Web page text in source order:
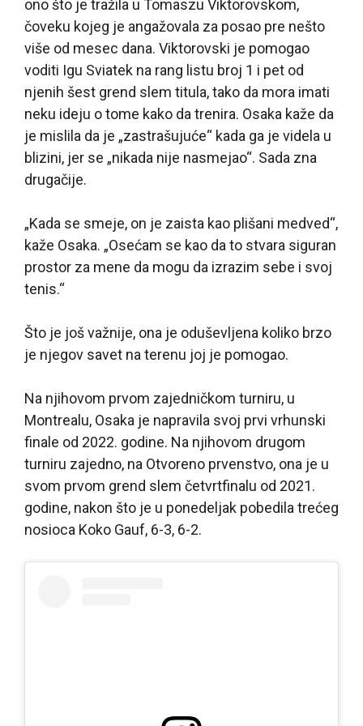
ono što je tražila u Tomaszu Viktorovskom,
čoveku kojeg je angažovala za posao pre nešto
više od mesec dana. Viktorovski je pomogao
voditi Igu Sviatek na rang listu broj 1 i pet od
njenih šest grend slem titula, tako da mora imati
neku ideju o tome kako da trenira. Osaka kaže da
je mislila da je „zastrašujuće“ kada ga je videla u
blizini, jer se „nikada nije nasmejao“. Sada zna
drugačije.
„Kada se smeje, on je zaista kao plišani medved“,
kaže Osaka. „Osećam se kao da to stvara siguran
prostor za mene da mogu da izrazim sebe i svoj
tenis.“
Što je još važnije, ona je oduševljena koliko brzo
je njegov savet na terenu joj je pomogao.
Na njihovom prvom zajedničkom turniru, u
Montrealu, Osaka je napravila svoj prvi vrhunski
finale od 2022. godine. Na njihovom drugom
turniru zajedno, na Otvoreno prvenstvo, ona je u
svom prvom grend slem četvrtfinalu od 2021.
godine, nakon što je u ponedeljak pobedila trećeg
nosioca Koko Gauf, 6-3, 6-2.